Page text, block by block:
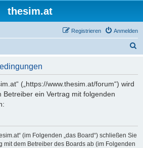
thesim.at
Anmelden
Registrieren
(„https://www.thesim.at/forum“) wird
Betreiber ein Vertrag mit folgenden
(im Folgenden „das Board“) schließen Sie
mit dem Betreiber des Boards ab (im Folgenden